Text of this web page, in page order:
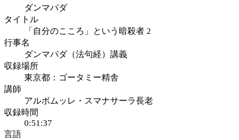
ダンマパダ
タイトル
「自分のこころ」という暗殺者 2
行事名
ダンマパダ（法句経）講義
収録場所
東京都：ゴータミー精舎
講師
アルボムッレ・スマナサーラ長老
収録時間
0:51:37
言語